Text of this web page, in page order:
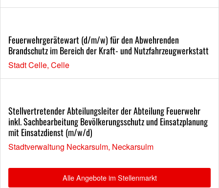
Feuerwehrgerätewart (d/m/w) für den Abwehrenden
Brandschutz im Bereich der Kraft- und Nutzfahrzeugwerkstatt
Stadt Celle, Celle
Stellvertretender Abteilungsleiter der Abteilung Feuerwehr
inkl. Sachbearbeitung Bevölkerungsschutz und Einsatzplanung
mit Einsatzdienst (m/w/d)
Stadtverwaltung Neckarsulm, Neckarsulm
Alle Angebote im Stellenmarkt